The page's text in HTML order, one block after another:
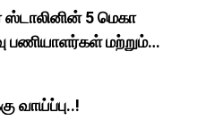
5 மெகா
பணியாளர்கள் மற்றும்
வாய்ப்பு..!